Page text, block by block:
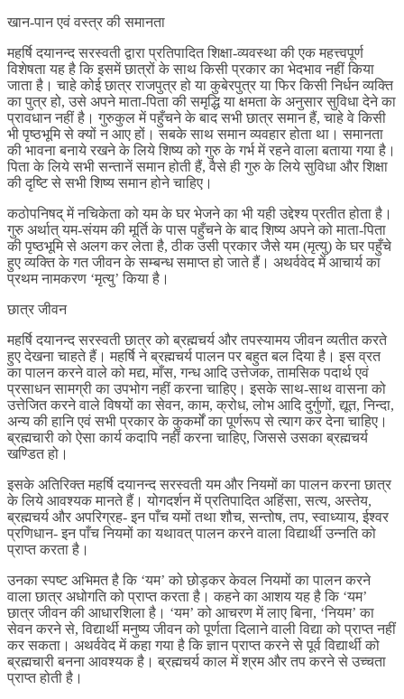
खान-पान एवं वस्त्र की समानता
महर्षि दयानन्द सरस्वती द्वारा प्रतिपादित शिक्षा-व्यवस्था की एक महत्त्वपूर्ण
विशेषता यह है कि इसमें छात्रों के साथ किसी प्रकार का भेदभाव नहीं किया
जाता है। चाहे कोई छात्र राजपुत्र हो या कुबेरपुत्र या फिर किसी निर्धन व्यक्ति
का पुत्र हो, उसे अपने माता-पिता की समृद्धि या क्षमता के अनुसार सुविधा देने का
प्रावधान नहीं है। गुरुकुल में पहुँचने के बाद सभी छात्र समान हैं, चाहे वे किसी
भी पृष्ठभूमि से क्यों न आए हों। सबके साथ समान व्यवहार होता था। समानता
की भावना बनाये रखने के लिये शिष्य को गुरु के गर्भ में रहने वाला बताया गया है।
पिता के लिये सभी सन्तानें समान होती हैं, वैसे ही गुरु के लिये सुविधा और शिक्षा
की दृष्टि से सभी शिष्य समान होने चाहिए।
कठोपनिषद् में नचिकेता को यम के घर भेजने का भी यही उद्देश्य प्रतीत होता है।
गुरु अर्थात् यम-संयम की मूर्ति के पास पहुँचने के बाद शिष्य अपने को माता-पिता
की पृष्ठभूमि से अलग कर लेता है, ठीक उसी प्रकार जैसे यम (मृत्यु) के घर पहुँचे
हुए व्यक्ति के गत जीवन के सम्बन्ध समाप्त हो जाते हैं। अथर्ववेद में आचार्य का
प्रथम नामकरण ‘मृत्यु’ किया है।
छात्र जीवन
महर्षि दयानन्द सरस्वती छात्र को ब्रह्मचर्य और तपस्यामय जीवन व्यतीत करते
हुए देखना चाहते हैं। महर्षि ने ब्रह्मचर्य पालन पर बहुत बल दिया है। इस व्रत
का पालन करने वाले को मद्य, माँस, गन्ध आदि उत्तेजक, तामसिक पदार्थ एवं
प्रसाधन सामग्री का उपभोग नहीं करना चाहिए। इसके साथ-साथ वासना को
उत्तेजित करने वाले विषयों का सेवन, काम, क्रोध, लोभ आदि दुर्गुणों, द्यूत, निन्दा,
अन्य की हानि एवं सभी प्रकार के कुकर्मों का पूर्णरूप से त्याग कर देना चाहिए।
ब्रह्मचारी को ऐसा कार्य कदापि नहीं करना चाहिए, जिससे उसका ब्रह्मचर्य
खण्डित हो।
इसके अतिरिक्त महर्षि दयानन्द सरस्वती यम और नियमों का पालन करना छात्र
के लिये आवश्यक मानते हैं। योगदर्शन में प्रतिपादित अहिंसा, सत्य, अस्तेय,
ब्रह्मचर्य और अपरिग्रह- इन पाँच यमों तथा शौच, सन्तोष, तप, स्वाध्याय, ईश्वर
प्रणिधान- इन पाँच नियमों का यथावत् पालन करने वाला विद्यार्थी उन्नति को
प्राप्त करता है।
उनका स्पष्ट अभिमत है कि ‘यम’ को छोड़कर केवल नियमों का पालन करने
वाला छात्र अधोगति को प्राप्त करता है। कहने का आशय यह है कि ‘यम’
छात्र जीवन की आधारशिला है। ‘यम’ को आचरण में लाए बिना, ‘नियम’ का
सेवन करने से, विद्यार्थी मनुष्य जीवन को पूर्णता दिलाने वाली विद्या को प्राप्त नहीं
कर सकता। अथर्ववेद में कहा गया है कि ज्ञान प्राप्त करने से पूर्व विद्यार्थी को
ब्रह्मचारी बनना आवश्यक है। ब्रह्मचर्य काल में श्रम और तप करने से उच्चता
प्राप्त होती है।